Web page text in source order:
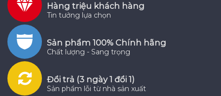
Hàng triệu khách hàng
Tin tưởng lựa chọn
Sản phẩm 100% Chính hãng
Chất lượng - Sang trọng
Đổi trả (3 ngày 1 đổi 1)
Sản phẩm lỗi từ nhà sản xuất